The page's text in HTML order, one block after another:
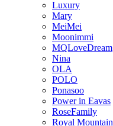
Luxury
Mary
MeiMei
Moonimmi
MQLoveDream
Nina
OLA
POLO
Ponasoo
Power in Eavas
RoseFamily
Royal Mountain